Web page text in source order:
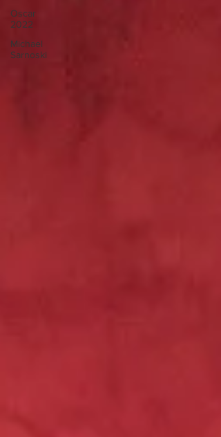
Oscar
2022
Michael
Sarnoski